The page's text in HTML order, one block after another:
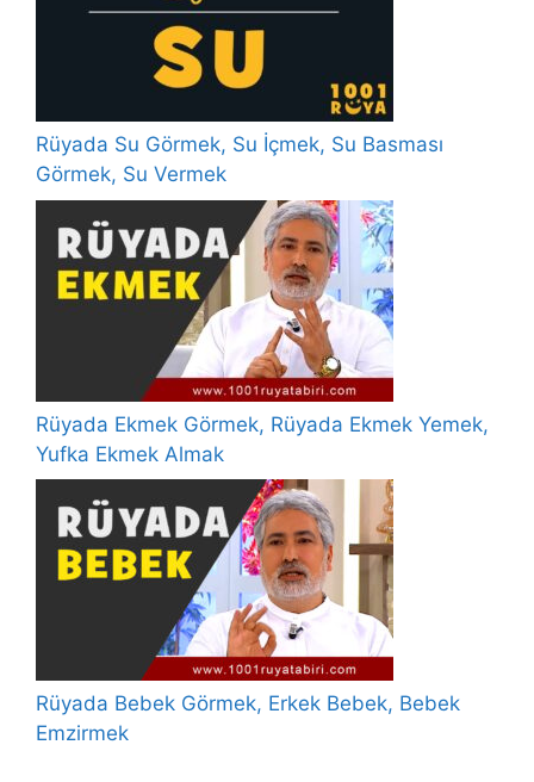
Rüyada Su Görmek, Su İçmek, Su Basması
Görmek, Su Vermek
Rüyada Ekmek Görmek, Rüyada Ekmek Yemek,
Yufka Ekmek Almak
Rüyada Bebek Görmek, Erkek Bebek, Bebek
Emzirmek